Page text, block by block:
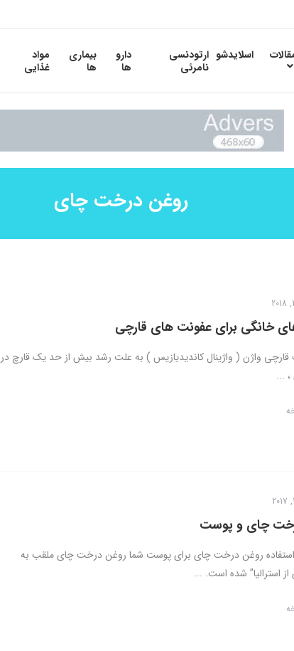
اسلایدشو ارتودنسی
نامرئی
دارو
ها
بیماری
ها
مواد
غذایی
روغن درخت چای
خانگی برای عفونت های قارچی
واژن ( واژینال کاندیدیازیس ) به علت رشد بیش از حد یک قارچ در
...
چای و پوست
استفاده روغن درخت چای برای پوست شما روغن درخت چای ملقب به
از استرالیا” شده است. ...